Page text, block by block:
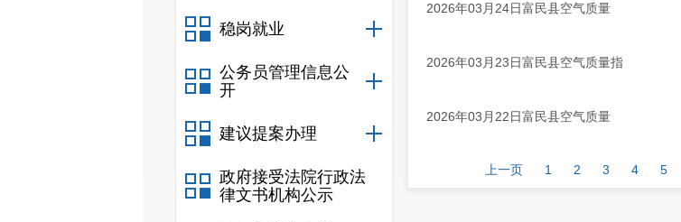
稳岗就业
公务员管理信息公
开
建议提案办理
政府接受法院行政法
律文书机构公示
2026年03月24日富民县空气质量
2026年03月23日富民县空气质量指
2026年03月22日富民县空气质量
上一页 1 2 3 4 5